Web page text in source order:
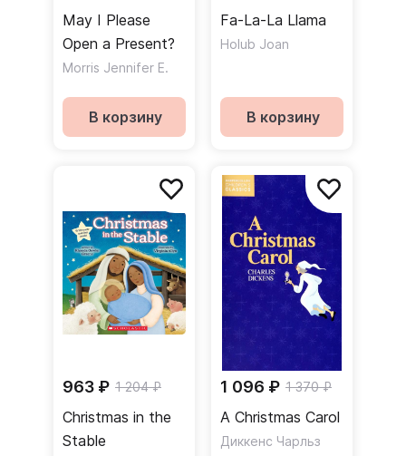
May I Please
Open a Present?
Morris Jennifer E.
В корзину
Fa-La-La Llama
Holub Joan
В корзину
963 ₽ 1 204 ₽
Christmas in the
Stable
1 096 ₽ 1 370 ₽
A Christmas Carol
Диккенс Чарльз